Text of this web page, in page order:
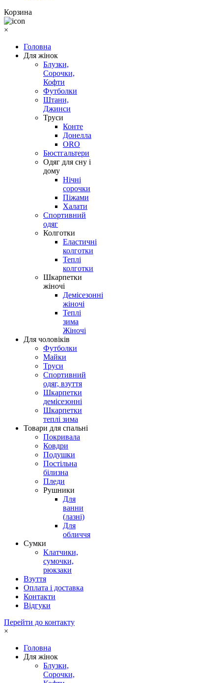
Корзина
×
Головна
Для жінок
Блузки,
Сорочки,
Кофти
Футболки
Штани,
Джинси
Труси
Конте
Донелла
ORO
Бюстгальтери
Одяг для сну і
дому
Нічні
сорочки
Піжами
Халати
Спортивний
одяг
Колготки
Еластичні
колготки
Теплі
колготки
Шкарпетки
жіночі
Демісезонні
жіночі
Теплі
зима
Жіночі
Для чоловіків
Футболки
Майки
Труси
Спортивний
одяг, взуття
Шкарпетки
демісезонні
Шкарпетки
теплі зима
Товари для спальні
Покривала
Ковдри
Подушки
Постільна
білизна
Пледи
Рушники
Для
ванни
(лазні)
Для
обличчя
Сумки
Клатчики,
сумочки,
рюкзаки
Взуття
Оплата і доставка
Контакти
Відгуки
Перейти до контакту
×
Головна
Для жінок
Блузки,
Сорочки,